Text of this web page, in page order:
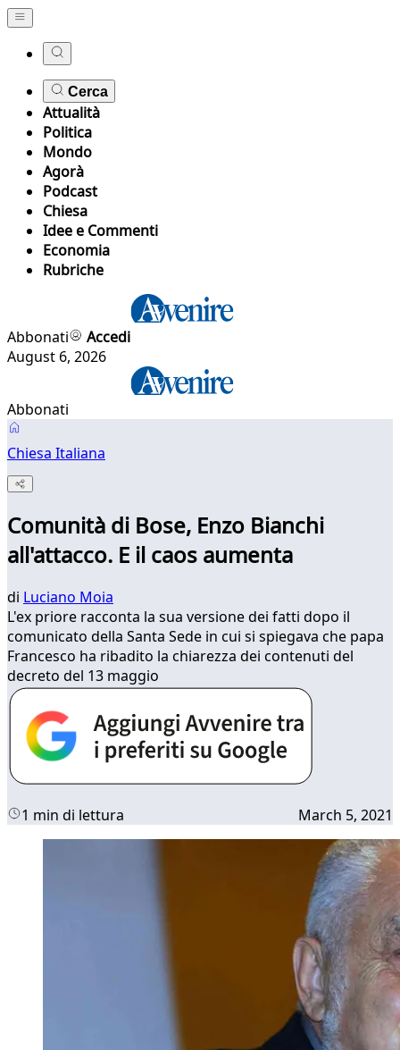
Cerca
Attualità
Politica
Mondo
Agorà
Podcast
Chiesa
Idee e Commenti
Economia
Rubriche
Abbonati
Accedi
August 6, 2026
Abbonati
Chiesa Italiana
Comunità di Bose, Enzo Bianchi
all'attacco. E il caos aumenta
di Luciano Moia
L'ex priore racconta la sua versione dei fatti dopo il
comunicato della Santa Sede in cui si spiegava che papa
Francesco ha ribadito la chiarezza dei contenuti del
decreto del 13 maggio
1 min di lettura March 5, 2021